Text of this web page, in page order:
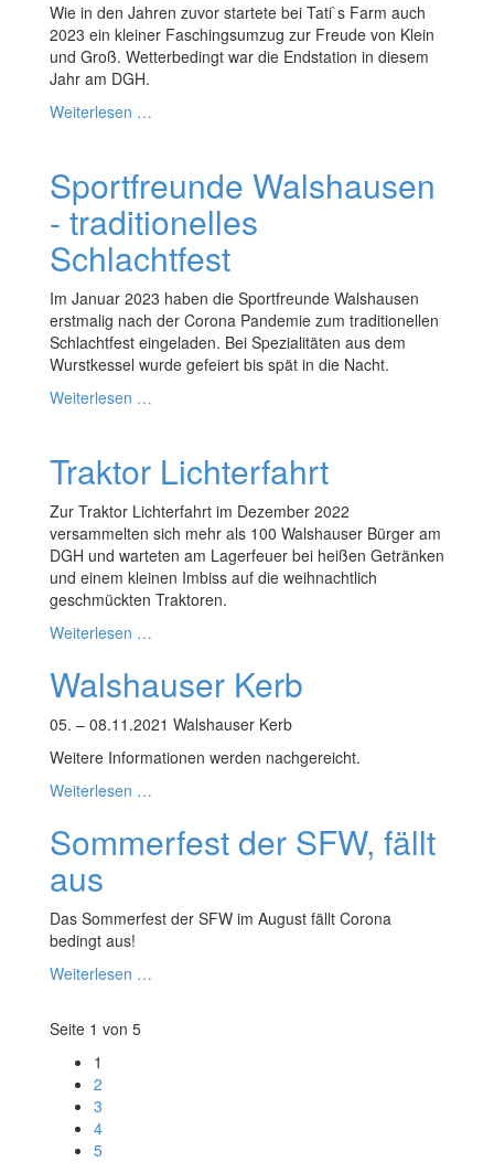
Wie in den Jahren zuvor startete bei Tati`s Farm auch
2023 ein kleiner Faschingsumzug zur Freude von Klein
und Groß. Wetterbedingt war die Endstation in diesem
Jahr am DGH.
Weiterlesen …
Sportfreunde Walshausen
- traditionelles
Schlachtfest
Im Januar 2023 haben die Sportfreunde Walshausen
erstmalig nach der Corona Pandemie zum traditionellen
Schlachtfest eingeladen. Bei Spezialitäten aus dem
Wurstkessel wurde gefeiert bis spät in die Nacht.
Weiterlesen …
Traktor Lichterfahrt
Zur Traktor Lichterfahrt im Dezember 2022
versammelten sich mehr als 100 Walshauser Bürger am
DGH und warteten am Lagerfeuer bei heißen Getränken
und einem kleinen Imbiss auf die weihnachtlich
geschmückten Traktoren.
Weiterlesen …
Walshauser Kerb
05. – 08.11.2021 Walshauser Kerb
Weitere Informationen werden nachgereicht.
Weiterlesen …
Sommerfest der SFW, fällt
aus
Das Sommerfest der SFW im August fällt Corona
bedingt aus!
Weiterlesen …
Seite 1 von 5
1
2
3
4
5